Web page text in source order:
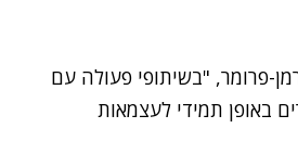
פרומר, "בשיתופי פעולה עם
באופן תמידי לעצמאות